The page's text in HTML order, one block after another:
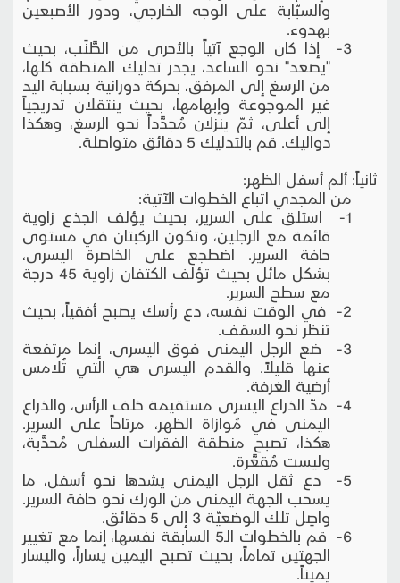
والسبّابة على الوجه الخارجي، ودور الأصبعين
بهدوء.
3- إذا كان الوجع آتياً بالأحرى من الطَّنَب، بحيث
"يصعد" نحو الساعد، يجدر تدليك المنطقة كلها،
من الرسغ إلى المرفق، بحركة دورانية بسبابة اليد
غير الموجوعة وإبهامها، بحيث ينتقلان تدريجياً
إلى أعلى، ثمّ ينزلان مُجدَّداً نحو الرسغ، وهكذا
دواليك. قم بالتدليك 5 دقائق متواصلة.
ثانياً: ألم أسفل الظهر:
من المجدي اتباع الخطوات الآتية:
1- استلق على السرير، بحيث يؤلف الجذع زاوية
قائمة مع الرجلين، وتكون الركبتان في مستوى
حافة السرير. اضطجع على الخاصرة اليسرى،
بشكل مائل بحيث تؤلف الكتفان زاوية 45 درجة
مع سطح السرير.
2- في الوقت نفسه، دع رأسك يصبح أفقياً، بحيث
تنظر نحو السقف.
3- ضع الرجل اليمنى فوق اليسرى، إنما مرتفعة
عنها قليلاً. والقدم اليسرى هي التي تُلامس
أرضية الغرفة.
4- مدّ الذراع اليسرى مستقيمة خلف الرأس، والذراع
اليمنى في مُوازاة الظهر، مرتاحاً على السرير.
هكذا، تصبح منطقة الفقرات السفلى مُحدَّبة،
وليست مُقعَّرة.
5- دع ثقل الرجل اليمنى يشدها نحو أسفل، ما
يسحب الجهة اليمنى من الورك نحو حافة السرير.
واصِل تلك الوضعيّة 3 إلى 5 دقائق.
6- قم بالخطوات الـ5 السابقة نفسها، إنما مع تغيير
الجهتين تماماً، بحيث تصبح اليمين يساراً، واليسار
يميناً.